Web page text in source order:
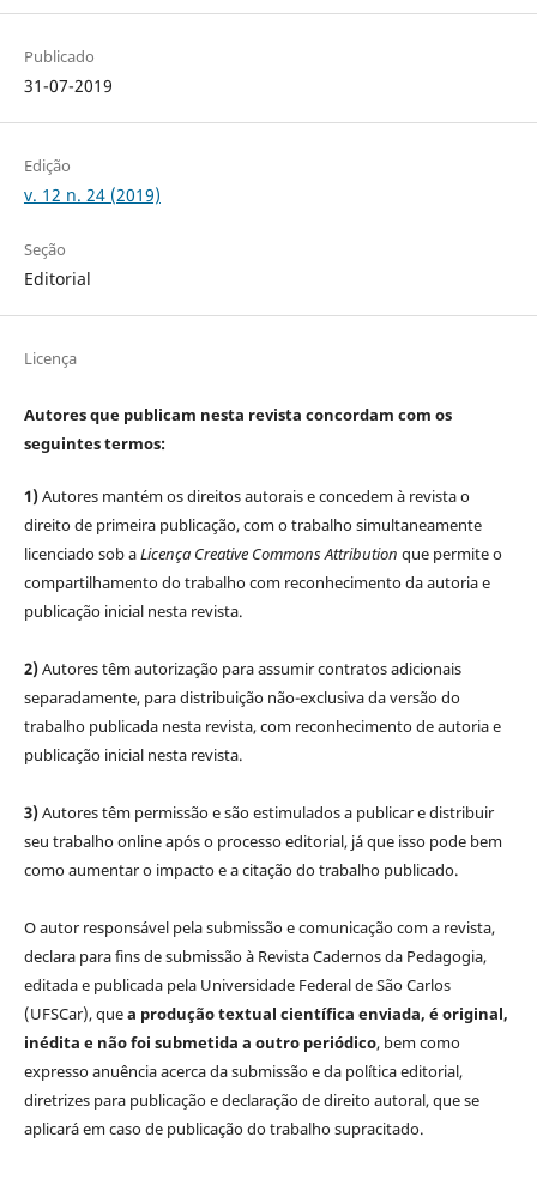
Publicado
31-07-2019
Edição
v. 12 n. 24 (2019)
Seção
Editorial
Licença
Autores que publicam nesta revista concordam com os
seguintes termos:
1)Autores mantém os direitos autorais e concedem à revista o
direito de primeira publicação, com o trabalho simultaneamente
licenciado sob aLicença Creative Commons Attribution que permite o
compartilhamento do trabalho com reconhecimento da autoria e
publicação inicial nesta revista.
2)Autores têm autorização para assumir contratos adicionais
separadamente, para distribuição não-exclusiva da versão do
trabalho publicada nesta revista, com reconhecimento de autoria e
publicação inicial nesta revista.
3)Autores têm permissão e são estimulados a publicar e distribuir
seu trabalho online após o processo editorial, já que isso pode bem
como aumentar o impacto e a citação do trabalho publicado.
O autor responsável pela submissão e comunicação com a revista,
declara para fins de submissão à Revista Cadernos da Pedagogia,
editada e publicada pela Universidade Federal de São Carlos
(UFSCar), quea produção textual científica enviada, é original,
inédita e não foi submetida a outro periódico, bem como
expresso anuência acerca da submissão e da política editorial,
diretrizes para publicação e declaração de direito autoral, que se
aplicará em caso de publicação do trabalho supracitado.